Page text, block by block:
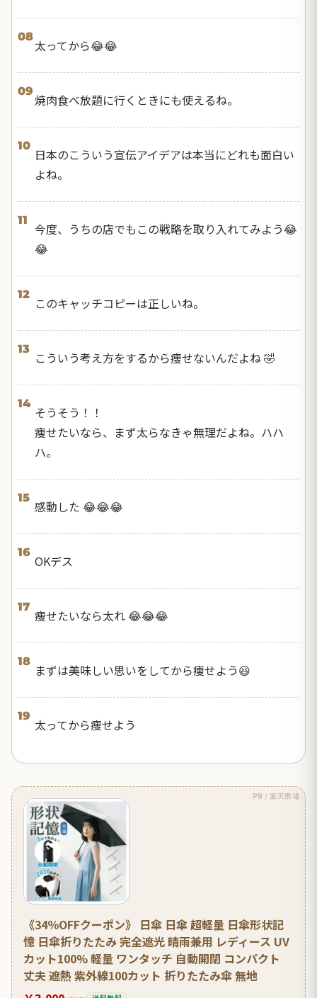
08
太ってから😂😂
09
焼肉食べ放題に行くときにも使えるね。
10
日本のこういう宣伝アイデアは本当にどれも面白い
よね。
11
今度、うちの店でもこの戦略を取り入れてみよう😂
😂
12
このキャッチコピーは正しいね。
13
こういう考え方をするから痩せないんだよね 🤣
14
そうそう！！
痩せたいなら、まず太らなきゃ無理だよね。ハハ
ハ。
15
感動した 😂😂😂
16
OKデス
17
痩せたいなら太れ 😂😂😂
18
まずは美味しい思いをしてから痩せよう😆
19
太ってから痩せよう
PR / 楽天市場
《34％OFFクーポン》 日傘 日傘 超軽量 日傘形状記
憶 日傘折りたたみ 完全遮光 晴雨兼用 レディース UV
カット100% 軽量 ワンタッチ 自動開閉 コンパクト
丈夫 遮熱 紫外線100カット 折りたたみ傘 無地